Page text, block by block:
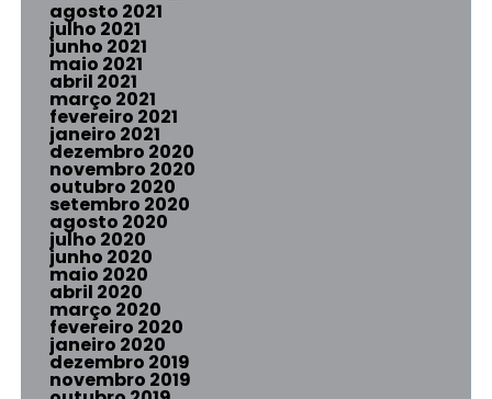
agosto 2021
julho 2021
junho 2021
maio 2021
abril 2021
março 2021
fevereiro 2021
janeiro 2021
dezembro 2020
novembro 2020
outubro 2020
setembro 2020
agosto 2020
julho 2020
junho 2020
maio 2020
abril 2020
março 2020
fevereiro 2020
janeiro 2020
dezembro 2019
novembro 2019